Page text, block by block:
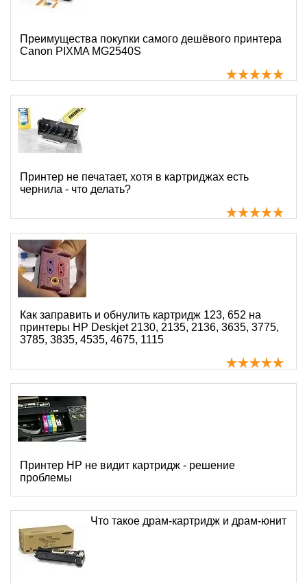
Преимущества покупки самого дешёвого принтера
Canon PIXMA MG2540S
Принтер не печатает, хотя в картриджах есть
чернила - что делать?
Как заправить и обнулить картридж 123, 652 на
принтеры HP Deskjet 2130, 2135, 2136, 3635, 3775,
3785, 3835, 4535, 4675, 1115
Принтер HP не видит картридж - решение
проблемы
Что такое драм-картридж и драм-юнит